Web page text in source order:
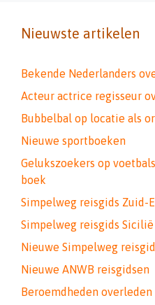
Nieuwste artikelen
Bekende Nederlanders
Acteur actrice regisseur
Bubbelbal op locatie als
Nieuwe sportboeken
Gelukszoekers op
boek
Simpelweg reisgids Zuid-
Simpelweg reisgids Sicilië
Nieuwe Simpelweg
Nieuwe ANWB reisgidsen
Beroemdheden overleden